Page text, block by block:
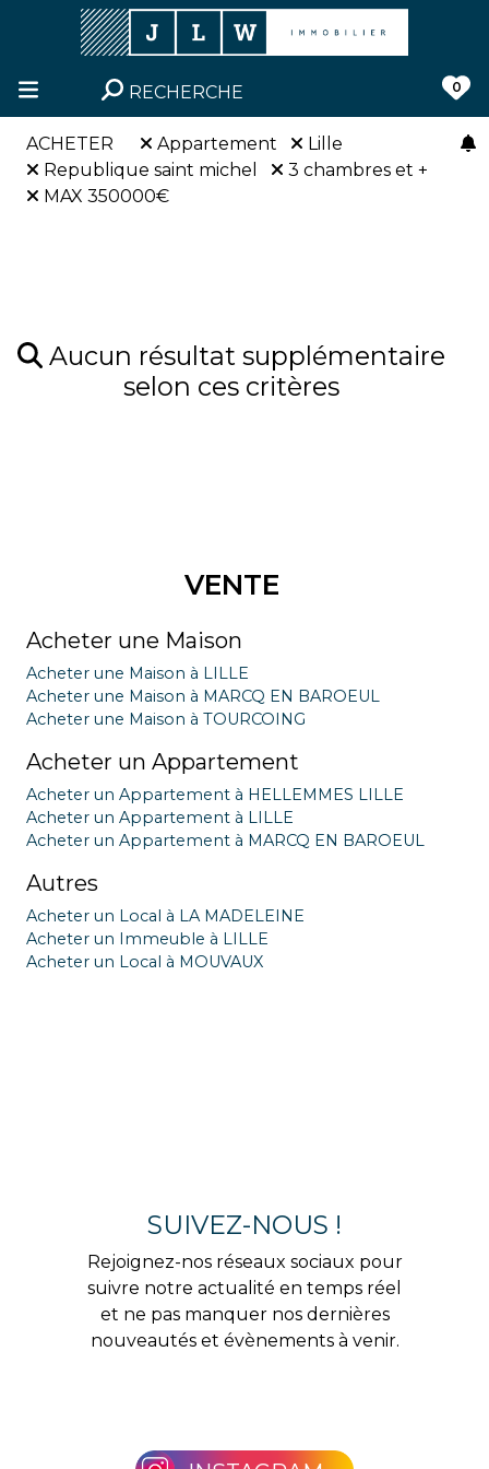
RECHERCHE 0
ACHETER Appartement
Lille
Republique saint michel
3 chambres et +
MAX 350000€
Aucun résultat supplémentaire
selon ces critères
VENTE
Acheter une Maison
Acheter une Maison à LILLE
Acheter une Maison à MARCQ EN BAROEUL
Acheter une Maison à TOURCOING
Acheter un Appartement
Acheter un Appartement à HELLEMMES LILLE
Acheter un Appartement à LILLE
Acheter un Appartement à MARCQ EN BAROEUL
Autres
Acheter un Local à LA MADELEINE
Acheter un Immeuble à LILLE
Acheter un Local à MOUVAUX
SUIVEZ-NOUS !
Rejoignez-nos réseaux sociaux pour
suivre notre actualité en temps réel
et ne pas manquer nos dernières
nouveautés et évènements à venir.